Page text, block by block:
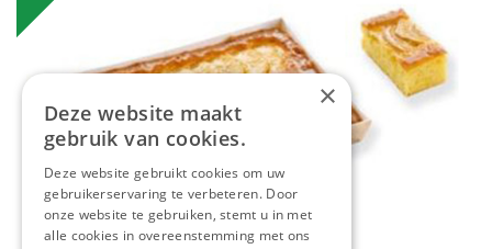
×
Deze website maakt
gebruik van cookies.
Deze website gebruikt cookies om uw
gebruikerservaring te verbeteren. Door
onze website te gebruiken, stemt u in met
alle cookies in overeenstemming met ons